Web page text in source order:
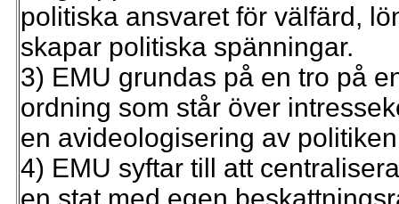
politiska ansvaret för välfärd,
skapar politiska spänningar.
3) EMU grundas på en tro på
ordning som står över
en avideologisering av
4) EMU syftar till att